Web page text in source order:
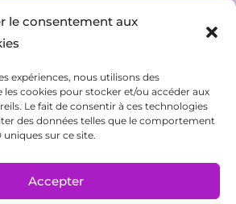
le consentement aux
expériences, nous utilisons des
cookies pour stocker et/ou accéder aux
Le fait de consentir à ces technologies
des données telles que le comportement
sur ce site.
Accepter